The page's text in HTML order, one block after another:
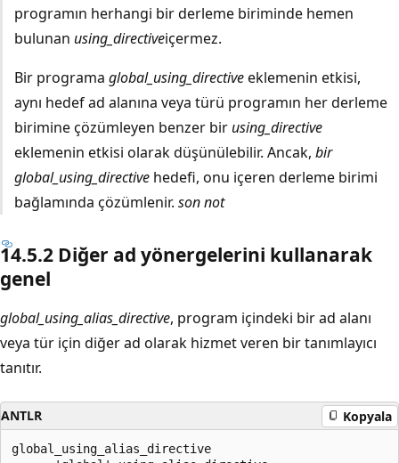
programın herhangi bir derleme biriminde hemen
bulunan using_directiveiçermez.
Bir programa global_using_directiveeklemenin etkisi,
aynı hedef ad alanına veya türü programın her derleme
birimine çözümleyen benzer bir using_directive
eklemenin etkisi olarak düşünülebilir. Ancak, bir
global_using_directivehedefi, onu içeren derleme birimi
bağlamında çözümlenir. son not
14.5.2 Diğer ad yönergelerini kullanarak
genel
global_using_alias_directive, program içindeki bir ad alanı
veya tür için diğer ad olarak hizmet veren bir tanımlayıcı
tanıtır.
ANTLR Kopyala
global_using_alias_directive